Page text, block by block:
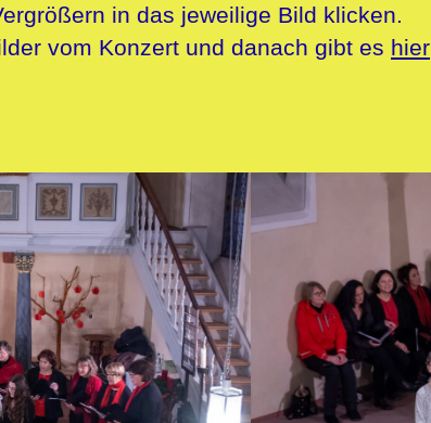
in das jeweilige Bild klicken.
vom Konzert und danach gibt es hier